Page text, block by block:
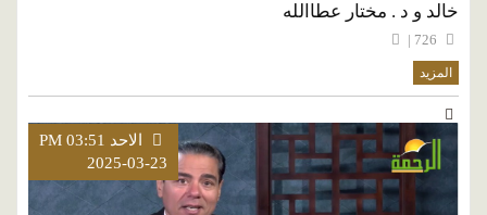
خالد و د . مختار عطاالله
المزيد
الاحد PM 03:51
2025-03-23